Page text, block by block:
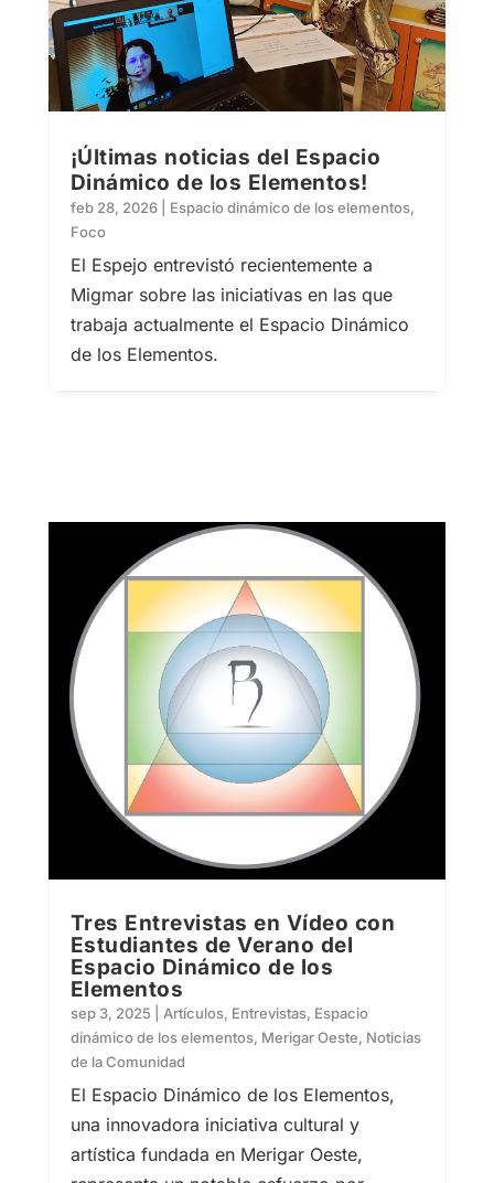
¡Últimas noticias del Espacio
Dinámico de los Elementos!
feb 28, 2026| Espacio dinámico de los elementos,
Foco
El Espejo entrevistó recientemente a
Migmar sobre las iniciativas en las que
trabaja actualmente el Espacio Dinámico
de los Elementos.
Tres Entrevistas en Vídeo con
Estudiantes de Verano del
Espacio Dinámico de los
Elementos
sep 3, 2025 Artículos, Entrevistas, Espacio
dinámico de los elementos, Merigar Oeste, Noticias
de la Comunidad
El Espacio Dinámico de los Elementos,
una innovadora iniciativa cultural y
artística fundada en Merigar Oeste,